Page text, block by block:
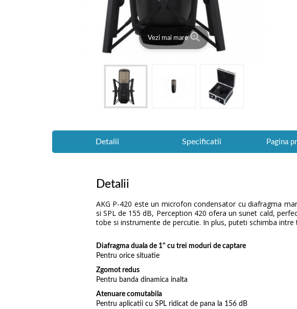
Vezi mai mare
Detalii Specificatii Pagina
Detalii
AKG P-420 este un microfon condensator cu diafragma
si SPL de 155 dB, Perception 420 ofera un sunet cald,
tobe si instrumente de percutie. In plus, puteti schimba
Diafragma duala de 1" cu trei moduri de captare
Pentru orice situatie
Zgomot redus
Pentru banda dinamica inalta
Atenuare comutabila
Pentru aplicatii cu SPL ridicat de pana la 156 dB